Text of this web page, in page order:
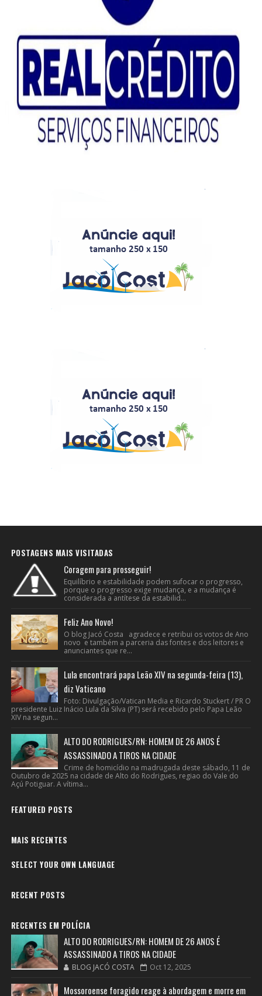
POSTAGENS MAIS VISITADAS
Coragem para prosseguir!
Equilíbrio e estabilidade podem sufocar o progresso,
porque o progresso exige mudança, e a mudança é
considerada a antítese da estabilid...
Feliz Ano Novo!
O blog Jacó Costa agradece e retribui os votos de Ano
novo e também a parceria das fontes e dos leitores e
anunciantes que re...
Lula encontrará papa Leão XIV na segunda-feira (13),
diz Vaticano
Foto: Divulgação/Vatican Media e Ricardo Stuckert / PR O
presidente Luiz Inácio Lula da Silva (PT) será recebido pelo Papa Leão
XIV na segun...
ALTO DO RODRIGUES/RN: HOMEM DE 26 ANOS É
ASSASSINADO A TIROS NA CIDADE
Crime de homicídio na madrugada deste sábado, 11 de
Outubro de 2025 na cidade de Alto do Rodrigues, regiao do Vale do
Açú Potiguar. A vítima...
FEATURED POSTS
MAIS RECENTES
SELECT YOUR OWN LANGUAGE
RECENT POSTS
RECENTES EM POLÍCIA
ALTO DO RODRIGUES/RN: HOMEM DE 26 ANOS É
ASSASSINADO A TIROS NA CIDADE
BLOG JACÓ COSTA Oct 12, 2025
Mossoroense foragido reage à abordagem e morre em